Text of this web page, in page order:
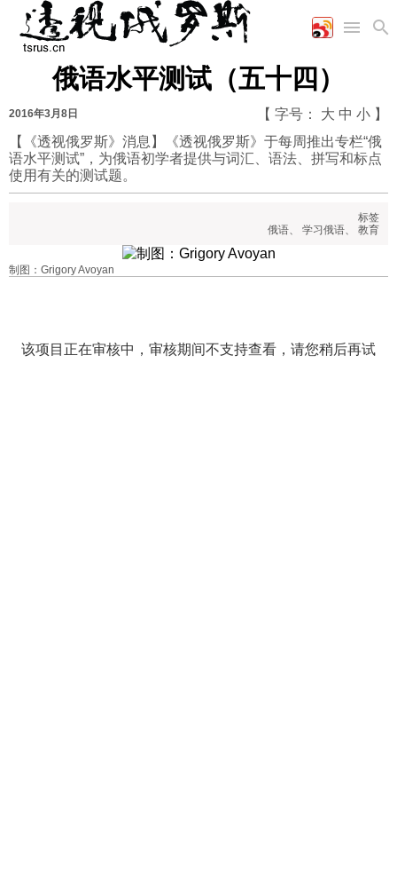
国际
时政
海军
陆军
军事合作
商业
工业
能源
农业
教育
美食
娱乐
高清图片
漫画
视频
图表
俄语水平测试（五十四）
2016年3月8日 【 字号： 大 中 小 】
【《透视俄罗斯》消息】《透视俄罗斯》于每周推出专栏“俄
语水平测试”，为俄语初学者提供与词汇、语法、拼写和标点
使用有关的测试题。
标签
俄语、 学习俄语、 教育
制图：Grigory Avoyan